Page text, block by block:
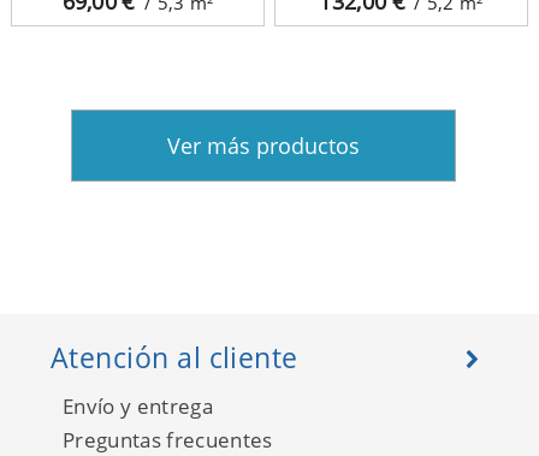
Ver más productos
Atención al cliente
Envío y entrega
Preguntas frecuentes